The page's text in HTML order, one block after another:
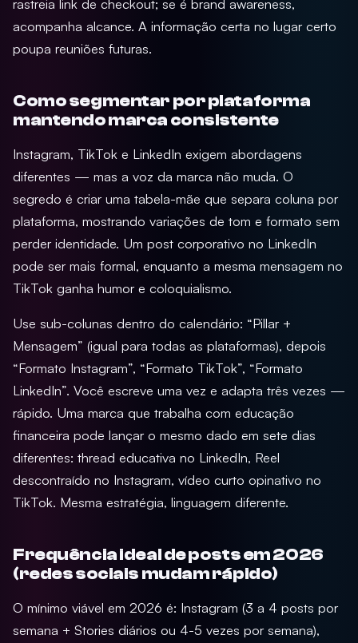
rastreia link de checkout; se é brand awareness,
acompanha alcance. A informação certa no lugar certo
poupa reuniões futuras.
Como segmentar por plataforma
mantendo marca consistente
Instagram, TikTok e LinkedIn exigem abordagens
diferentes — mas a voz da marca não muda. O
segredo é criar uma tabela-mãe que separa coluna por
plataforma, mostrando variações de tom e formato sem
perder identidade. Um post corporativo no LinkedIn
pode ser mais formal, enquanto a mesma mensagem no
TikTok ganha humor e coloquialismo.
Use sub-colunas dentro do calendário: “Pillar +
Mensagem” (igual para todas as plataformas), depois
“Formato Instagram”, “Formato TikTok”, “Formato
LinkedIn”. Você escreve uma vez e adapta três vezes —
rápido. Uma marca que trabalha com educação
financeira pode lançar o mesmo dado em sete dias
diferentes: thread educativa no LinkedIn, Reel
descontraído no Instagram, vídeo curto opinativo no
TikTok. Mesma estratégia, linguagem diferente.
Frequência ideal de posts em 2026
(redes sociais mudam rápido)
O mínimo viável em 2026 é: Instagram (3 a 4 posts por
semana + Stories diários ou 4-5 vezes por semana),